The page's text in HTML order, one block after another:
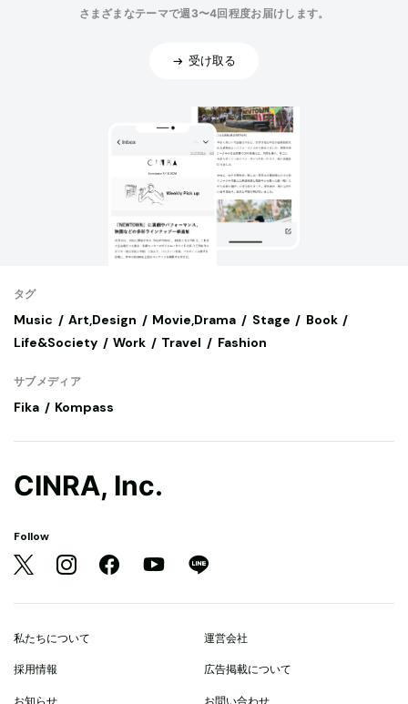
さまざまなテーマで週3〜4回程度お届けします。
受け取る
タグ
Music Art,Design Movie,Drama Stage
Book
Life&Society
Work Travel Fashion
サブメディア
Fika Kompass
CINRA, Inc.
Follow
私たちについて 運営会社
採用情報 広告掲載について
お知らせ お問い合わせ